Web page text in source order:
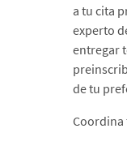
a tu cita
experto
entregar
de tu
Coordina